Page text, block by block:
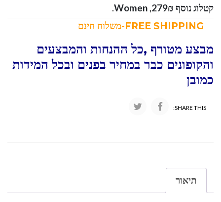
קטלוג נוסף 279₪
,
Women
.
מבצע מטורף ,כל ההנחות והמבצעים
והקופונים כבר במחיר בפנים ובכל המידות
כמובן
SHARE THIS:
תיאור